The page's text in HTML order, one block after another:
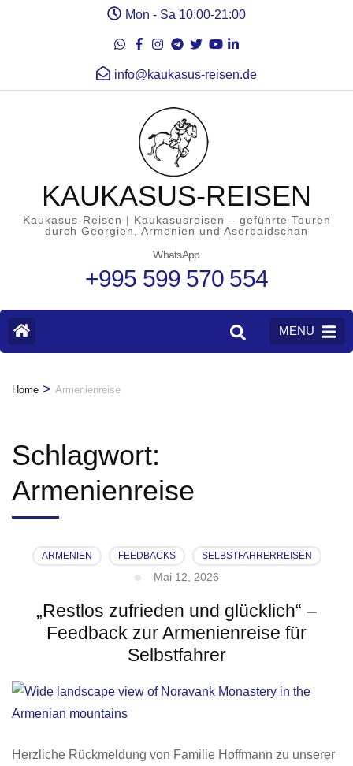
Mon - Sa 10:00-21:00
info@kaukasus-reisen.de
KAUKASUS-REISEN
Kaukasus-Reisen | Kaukasusreisen – geführte Touren
durch Georgien, Armenien und Aserbaidschan
WhatsApp
+995 599 570 554
MENU
Home > Armenienreise
Schlagwort:
Armenienreise
ARMENIEN FEEDBACKS SELBSTFAHRERREISEN
Mai 12, 2026
„Restlos zufrieden und glücklich“ –
Feedback zur Armenienreise für
Selbstfahrer
Herzliche Rückmeldung von Familie Hoffmann zu unserer